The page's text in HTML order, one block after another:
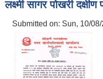
लक्ष्मी सागर पोखरी
Submitted on: Sun, 10/